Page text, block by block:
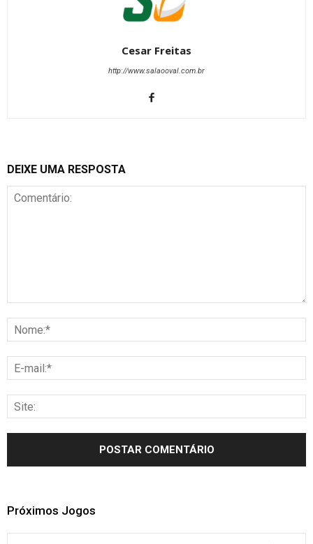
Cesar Freitas
http://www.salaooval.com.br
DEIXE UMA RESPOSTA
Próximos Jogos